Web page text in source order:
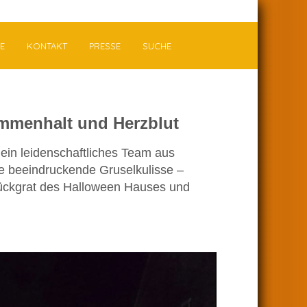
KONTAKT PRESSE SUCHE
und Herzblut
leidenschaftliches Team aus
beeindruckende Gruselkulisse –
des Halloween Hauses und